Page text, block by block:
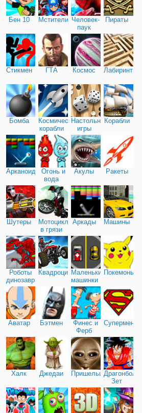
Бен 10 Мстители Человек-
паук
Пираты
Стикмен ГТА Космос Лабиринты
Бомба
Космические
корабли
Настольные
игры
Корабли
Арканоид
Огонь и
вода
Акулы Ракеты
Шутеры
Мотоциклы
в грязи
Аркады Машины
Роботы
динозавры
КвадроциклыМаленькие
машинки
Покемоны
Аватар Бэтмен
Финес и
Ферб
Супермен
Халк Джедаи ПришельцыДрагонболл
Зет